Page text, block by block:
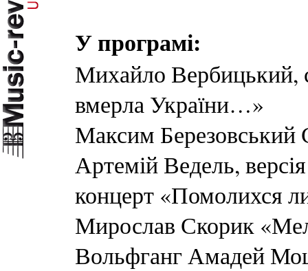
У програмі:
Михайло Вербицький,
вмерла України…»
Максим
Артемій Ведель,
концерт «Помолихся
Мирослав Скорик
Вольфганг Амадей